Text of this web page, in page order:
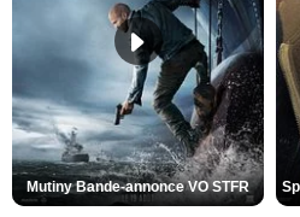
Mutiny Bande-annonce VO STFR